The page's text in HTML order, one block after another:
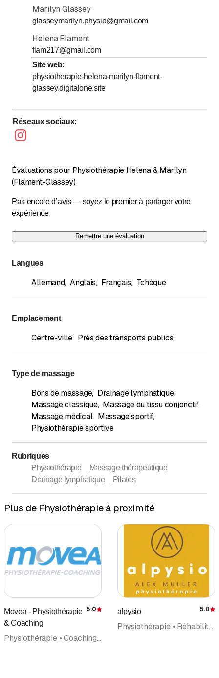
Marilyn Glassey
glasseymarilyn.physio@gmail.com
Helena Flament
flam217@gmail.com
Site web:
physiotherapie-helena-marilyn-flament-
glassey.digitalone.site
Réseaux sociaux:
Évaluations pour Physiothérapie Helena & Marilyn
(Flament-Glassey)
Pas encore d’avis — soyez le premier à partager votre
expérience
Remettre une évaluation
Langues
Allemand, Anglais, Français, Tchèque
Emplacement
Centre-ville, Près des transports publics
Type de massage
Bons de massage, Drainage lymphatique,
Massage classique, Massage du tissu conjonctif,
Massage médical, Massage sportif,
Physiothérapie sportive
Rubriques
Physiothérapie
Massage thérapeutique
Drainage lymphatique
Pilates
Plus de Physiothérapie à proximité
Movea - Physiothérapie
& Coaching
Évaluation
5.0
Physiothérapie • Coaching • Massage • Massage de santé et de sport • Massage thérapeutique • Réhabilitation • Fitness-Center • Thérapie manuelle
alpysio 5.0
Physiothérapie • Réhabilitation • Thérapie manuelle • Massage • Massage de santé et de sport